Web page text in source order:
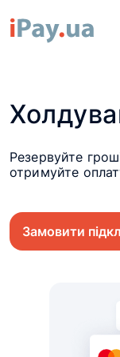
Резервуйте
отримуйте
Замовити